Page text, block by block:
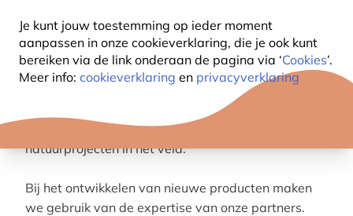
Je kunt jouw toestemming op ieder moment
aanpassen in onze cookieverklaring, die je ook kunt
bereiken via de link onderaan de pagina via ‘Cookies’.
Meer info: cookieverklaring en privacyverklaring
en dier te verbeteren.
Via Vivara en onze sterke samenwerkingen met
toonaangevende Europese
natuurbeschermingsorganisaties doneren we
meer dan €1,2 miljoen
natuurprojecten in het veld.
Bij het ontwikkelen van nieuwe producten maken
we gebruik van de expertise van onze partners.